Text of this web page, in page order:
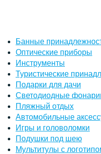
Банные
Оптические приборы
Инструменты
Туристические
Подарки для дачи
Светодиодные
Пляжный отдых
Автомобильные
Игры и головоломки
Подушки под шею
Мультитулы с